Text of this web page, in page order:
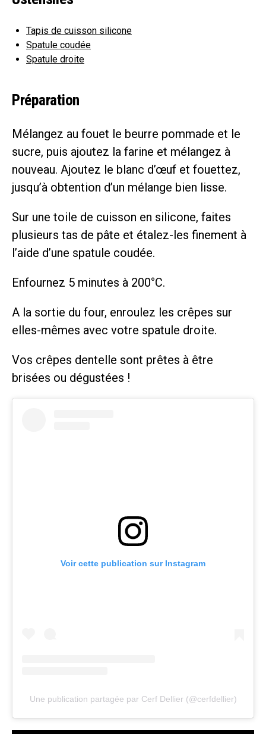
Tapis de cuisson silicone
Spatule coudée
Spatule droite
Préparation
Mélangez au fouet le beurre pommade et le
sucre, puis ajoutez la farine et mélangez à
nouveau. Ajoutez le blanc d’œuf et fouettez,
jusqu’à obtention d’un mélange bien lisse.
Sur une toile de cuisson en silicone, faites
plusieurs tas de pâte et étalez-les finement à
l’aide d’une spatule coudée.
Enfournez 5 minutes à 200°C.
A la sortie du four, enroulez les crêpes sur
elles-mêmes avec votre spatule droite.
Vos crêpes dentelle sont prêtes à être
brisées ou dégustées !
Voir cette publication sur Instagram
Une publication partagée par Cerf Dellier (@cerfdellier)